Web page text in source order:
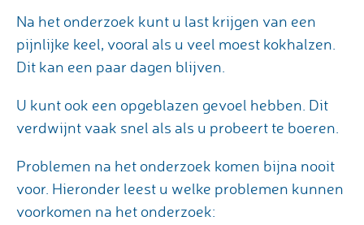
Na het onderzoek kunt u last krijgen van een
pijnlijke keel, vooral als u veel moest kokhalzen.
Dit kan een paar dagen blijven.
U kunt ook een opgeblazen gevoel hebben. Dit
verdwijnt vaak snel als als u probeert te boeren.
Problemen na het onderzoek komen bijna nooit
voor. Hieronder leest u welke problemen kunnen
voorkomen na het onderzoek: